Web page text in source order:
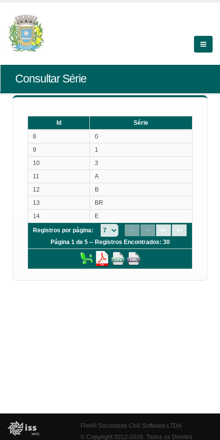
Consultar Série
Id
Série
8
0
9
1
10
3
11
A
12
B
13
BR
14
E
Registros por página:
Página 1 de 5 -- Registros Encontrados: 30
Fiorilli Sociedade Civil Software LTDA
© Copyright 2012-2026. Todos os Direitos